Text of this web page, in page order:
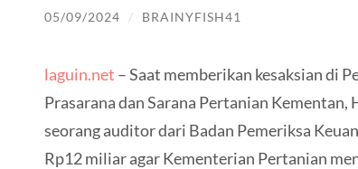
05/09/2024 / BRAINYFISH41
laguin.net – Saat memberikan kesaksian di
Prasarana dan Sarana Pertanian
seorang auditor dari Badan Pemeriksa
Rp12 miliar agar Kementerian Pertanian